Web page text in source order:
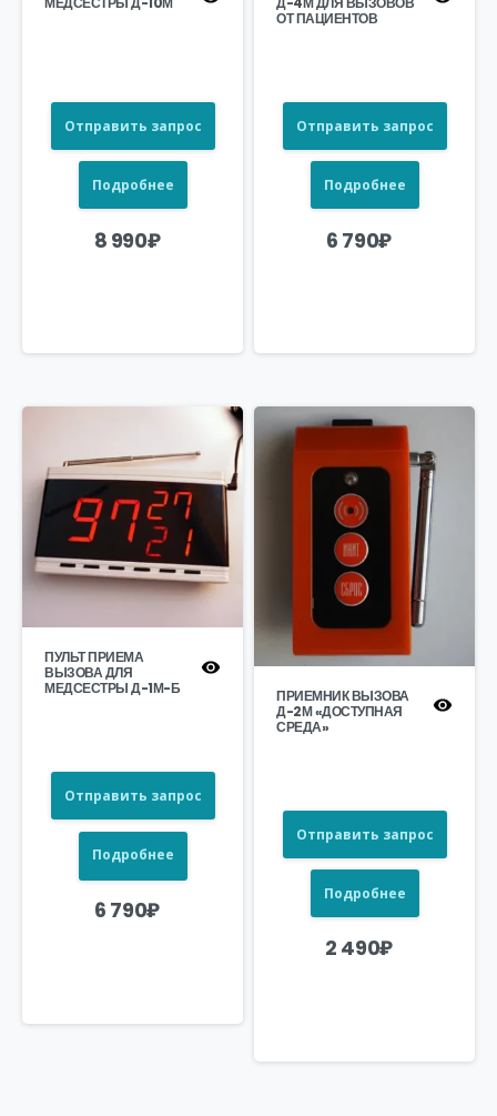
Отправить запрос
Подробнее
8 990₽
ОТ ПАЦИЕНТОВ
Отправить запрос
Подробнее
6 790₽
ПУЛЬТ ПРИЕМА
ВЫЗОВА ДЛЯ
МЕДСЕСТРЫ Д-1М-Б
Отправить запрос
Подробнее
6 790₽
ПРИЕМНИК ВЫЗОВА
Д-2М «ДОСТУПНАЯ
СРЕДА»
Отправить запрос
Подробнее
2 490₽